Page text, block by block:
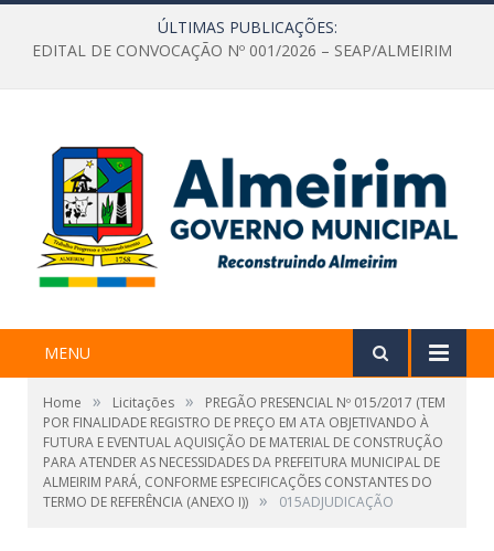
ÚLTIMAS PUBLICAÇÕES:
EDITAL DE CONVOCAÇÃO Nº 001/2026 – SEAP/ALMEIRIM
MENU
Home » Licitações »
PREGÃO PRESENCIAL Nº 015/2017 (TEM
POR FINALIDADE REGISTRO DE PREÇO EM ATA OBJETIVANDO À
FUTURA E EVENTUAL AQUISIÇÃO DE MATERIAL DE CONSTRUÇÃO
PARA ATENDER AS NECESSIDADES DA PREFEITURA MUNICIPAL DE
ALMEIRIM PARÁ, CONFORME ESPECIFICAÇÕES CONSTANTES DO
TERMO DE REFERÊNCIA (ANEXO I)) » 015ADJUDICAÇÃO